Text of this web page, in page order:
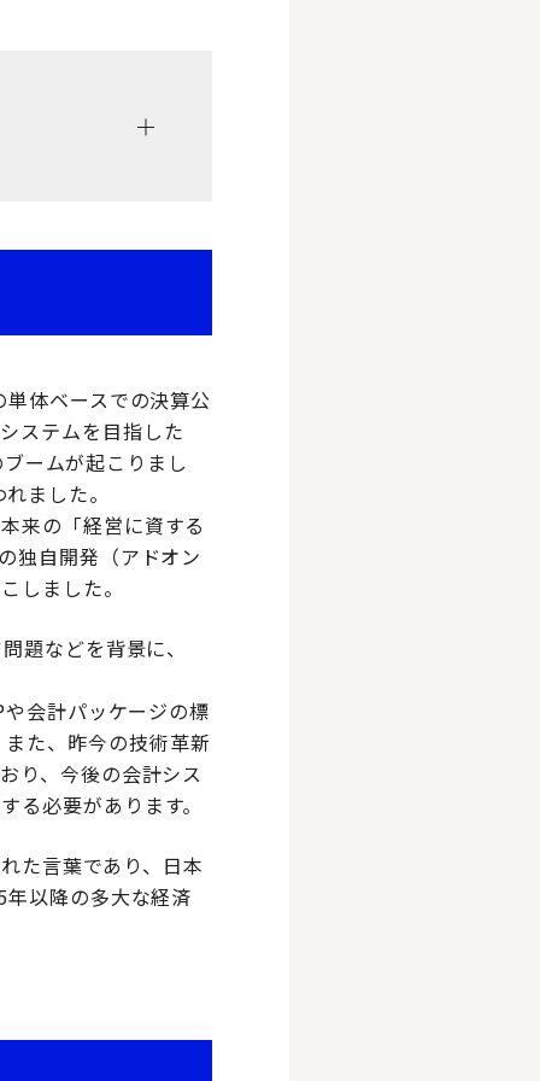
体ベースでの決算公
ステムを目指した
ームが起こりまし
ました。
来の「経営に資する
独自開発（アドオン
しました。
問題などを背景に、
会計パッケージの標
た、昨今の技術革新
り、今後の会計シス
必要があります。
た言葉であり、日本
以降の多大な経済